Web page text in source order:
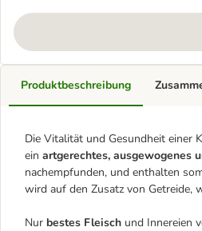
Produktbeschreibung
Die Vitalität und Gesundheit einer
ein artgerechtes, ausgewogenes
nachempfunden, und enthalten
wird auf den Zusatz von Getreide,
Nur bestes Fleisch und Innereien